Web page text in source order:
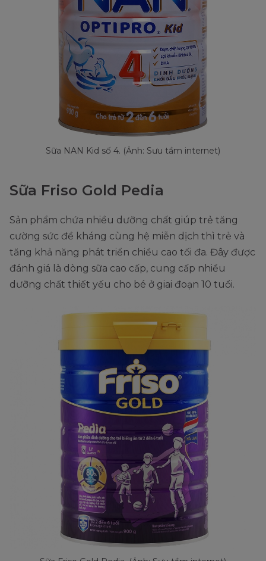
Sữa NAN Kid số 4. (Ảnh: Sưu tầm internet)
Sữa Friso Gold Pedia
Sản phẩm chứa nhiều dưỡng chất giúp trẻ tăng
cường sức đề kháng cùng hệ miễn dịch thì trẻ và
tăng khả năng phát triển chiều cao tối đa. Đây được
đánh giá là dòng sữa cao cấp, cung cấp nhiều
dưỡng chất thiết yếu cho bé ở giai đoạn 10 tuổi.